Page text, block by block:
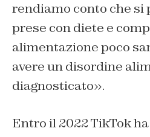
rendiamo conto che si
prese con diete e
alimentazione poco
avere un disordine
diagnosticato».
Entro il 2022 TikTok